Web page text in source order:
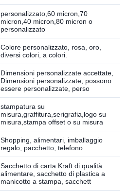
personalizzato,60 micron,70
micron,40 micron,80 micron o
personalizzato
Colore personalizzato, rosa, oro,
diversi colori, a colori.
Dimensioni personalizzate accettate,
Dimensioni personalizzate, possono
essere personalizzate, perso
stampatura su
misura,graffitura,serigrafia,logo su
misura,stampa offset o su misura
Shopping, alimentari, imballaggio
regalo, pacchetto, telefono
Sacchetto di carta Kraft di qualità
alimentare, sacchetto di plastica a
manicotto a stampa, sacchett